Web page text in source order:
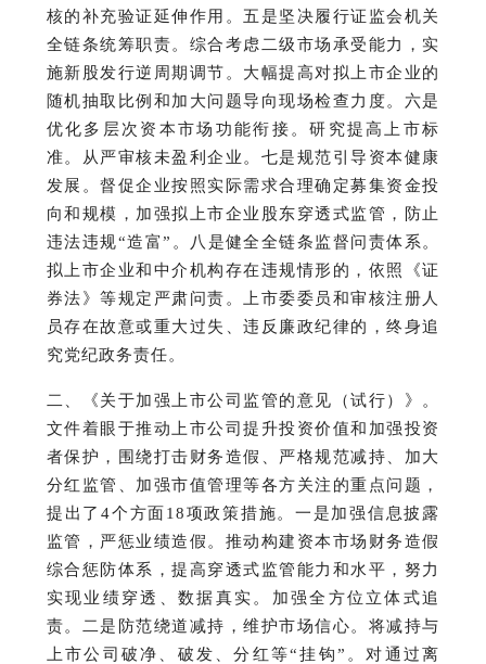
核的补充验证延伸作用。 五是坚决履行证监会机关
全链条统筹职责。 综合考虑二级市场承受能力，实
施新股发行逆周期调节。 大幅提高对拟上市企业的
随机抽取比例和加大问题导向现场检查力度。 六是
优化多层次资本市场功能衔接。研究提高上市标
准。
从严审核未盈利企业。 七是规范引导资本健康
发展。督促企业按照实际需求合理确定募集资金投
向和规模，加强拟上市企业股东穿透式监管，防止
违法违规“造富”。
八是健全全链条监督问责体系。
拟上市企业和中介机构存在违规情形的，依照《证
券法》等规定严肃问责。
上市委委员和审核注册人
员存在故意或重大过失、违反廉政纪律的，终身追
究党纪政务责任。
二、《关于加强上市公司监管的意见（试行）》。
文件着眼于推动上市公司提升投资价值和加强投资
者保护，围绕打击财务造假、严格规范减持、加大
分红监管、加强市值管理等各方关注的重点问题，
提出了4个方面18项政策措施。一是加强信息披露
监管，严惩业绩造假。 推动构建资本市场财务造假
综合惩防体系，提高穿透式监管能力和水平，努力
实现业绩穿透、数据真实。 加强全方位立体式追
责。
二是防范绕道减持，维护市场信心。 将减持与
上市公司破净、破发、分红等“挂钩”。 对通过离